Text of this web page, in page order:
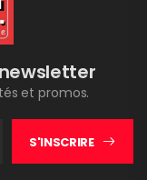
et promos.
S'INSCRIRE